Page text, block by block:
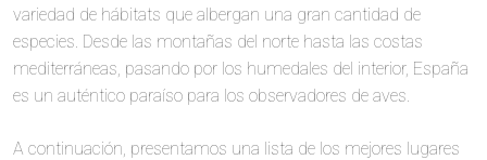
variedad de hábitats que albergan una gran cantidad de
especies. Desde las montañas del norte hasta las costas
mediterráneas, pasando por los humedales del interior, España
es un auténtico paraíso para los observadores de aves.
A continuación, presentamos una lista de los mejores lugares